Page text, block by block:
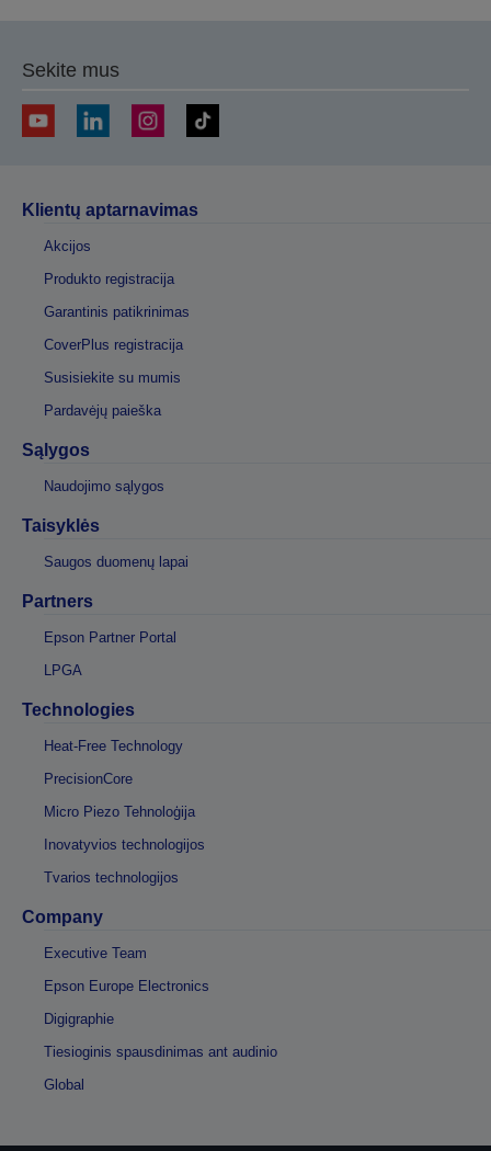
Sekite mus
Klientų aptarnavimas
Akcijos
Produkto registracija
Garantinis patikrinimas
CoverPlus registracija
Susisiekite su mumis
Pardavėjų paieška
Sąlygos
Naudojimo sąlygos
Taisyklės
Saugos duomenų lapai
Partners
Epson Partner Portal
LPGA
Technologies
Heat-Free Technology
PrecisionCore
Micro Piezo Tehnoloģija
Inovatyvios technologijos
Tvarios technologijos
Company
Executive Team
Epson Europe Electronics
Digigraphie
Tiesioginis spausdinimas ant audinio
Global